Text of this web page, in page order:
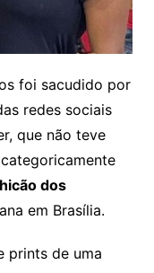
foi sacudido por
redes sociais
que não teve
dos
em Brasília.
prints de uma